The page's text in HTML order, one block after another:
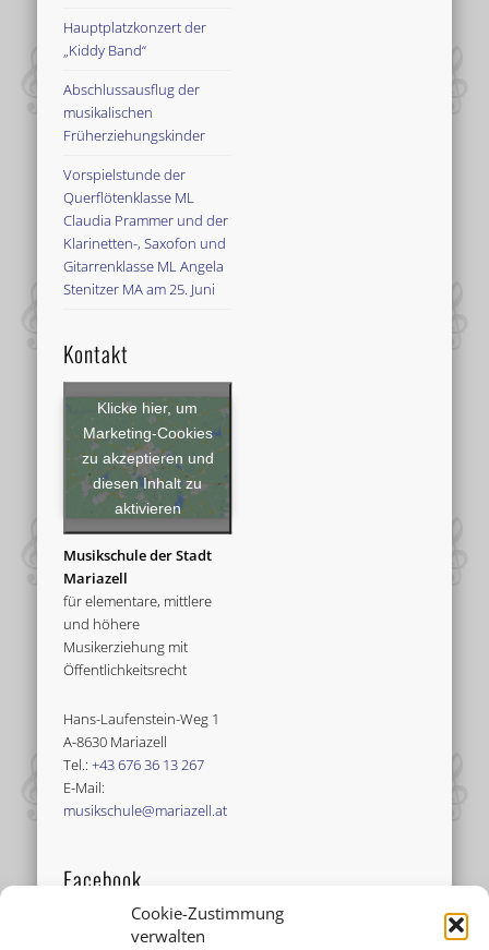
Cookie-Zustimmung
verwalten
Hauptplatzkonzert der
„Kiddy Band“
Abschlussausflug der
musikalischen
Früherziehungskinder
Vorspielstunde der
Querflötenklasse ML
Claudia Prammer und der
Klarinetten-, Saxofon und
Gitarrenklasse ML Angela
Stenitzer MA am 25. Juni
Kontakt
Klicke hier, um
Marketing-Cookies
zu akzeptieren und
diesen Inhalt zu
aktivieren
Musikschule der Stadt
Mariazell
für elementare, mittlere
und höhere
Musikerziehung mit
Öffentlichkeitsrecht
Hans-Laufenstein-Weg 1
A-8630 Mariazell
Tel.:+43 676 36 13 267
E-Mail:
musikschule@mariazell.at
Facebook